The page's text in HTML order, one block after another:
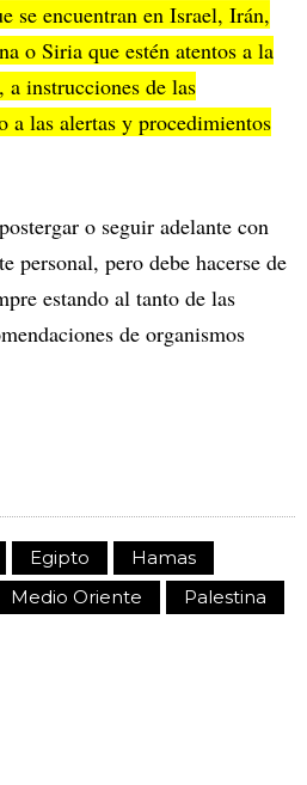
se encuentran en Israel, Irán,
o Siria que estén atentos a la
instrucciones de las
a las alertas y procedimientos
o seguir adelante con
personal, pero debe hacerse de
estando al tanto de las
de organismos
Egipto
Hamas
Medio Oriente
Palestina